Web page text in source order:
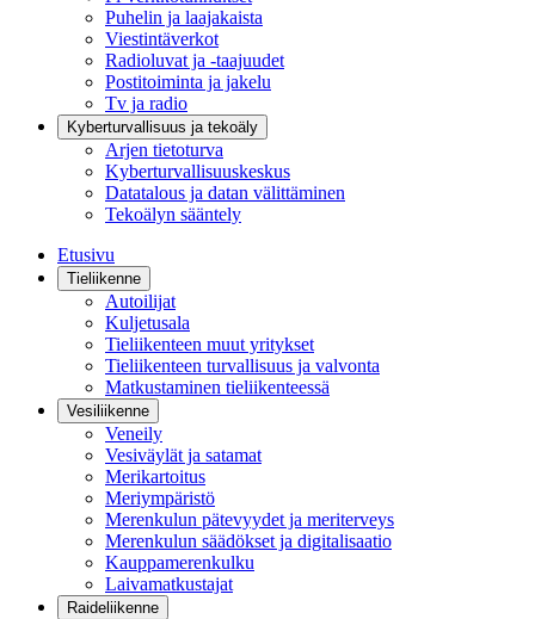
Puhelin ja laajakaista
Viestintäverkot
Radioluvat ja -taajuudet
Postitoiminta ja jakelu
Tv ja radio
Kyberturvallisuus ja tekoäly
Arjen tietoturva
Kyberturvallisuuskeskus
Datatalous ja datan välittäminen
Tekoälyn sääntely
Etusivu
Tieliikenne
Autoilijat
Kuljetusala
Tieliikenteen muut yritykset
Tieliikenteen turvallisuus ja valvonta
Matkustaminen tieliikenteessä
Vesiliikenne
Veneily
Vesiväylät ja satamat
Merikartoitus
Meriympäristö
Merenkulun pätevyydet ja meriterveys
Merenkulun säädökset ja digitalisaatio
Kauppamerenkulku
Laivamatkustajat
Raideliikenne